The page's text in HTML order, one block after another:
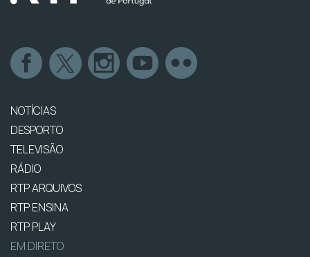
NOTÍCIAS
DESPORTO
TELEVISÃO
RÁDIO
RTP ARQUIVOS
RTP ENSINA
RTP PLAY
EM DIRETO